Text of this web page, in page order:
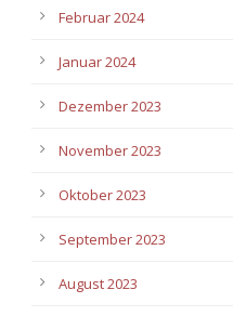
Februar 2024
Januar 2024
Dezember 2023
November 2023
Oktober 2023
September 2023
August 2023